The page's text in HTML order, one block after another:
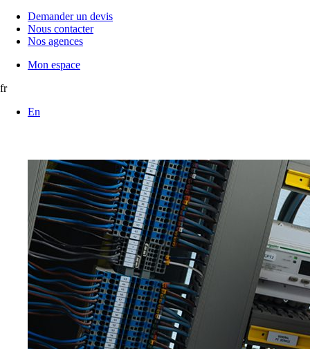
Demander un devis
Nous contacter
Nos agences
Mon espace
fr
En